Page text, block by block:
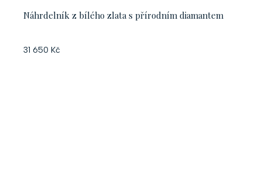
Náhrdelník z bílého zlata s přírodním diamantem
31 650 Kč